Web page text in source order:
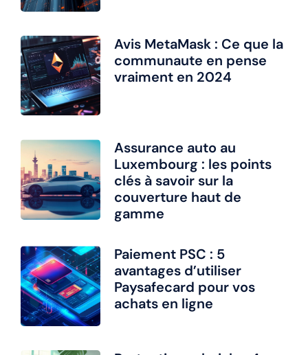
Avis MetaMask : Ce que la
communaute en pense
vraiment en 2024
Assurance auto au
Luxembourg : les points
clés à savoir sur la
couverture haut de
gamme
Paiement PSC : 5
avantages d’utiliser
Paysafecard pour vos
achats en ligne